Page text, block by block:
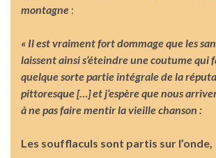
montagne :
« Il est vraiment fort dommage que les
laissent ainsi s’éteindre une coutume qui
quelque sorte partie intégrale de la
pittoresque […] et j’espère que nous
à ne pas faire mentir la vieille chanson :
Les soufflaculs sont partis sur l’onde,